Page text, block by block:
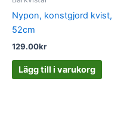
Nypon, konstgjord kvist,
52cm
129.00kr
Lägg till i varukorg